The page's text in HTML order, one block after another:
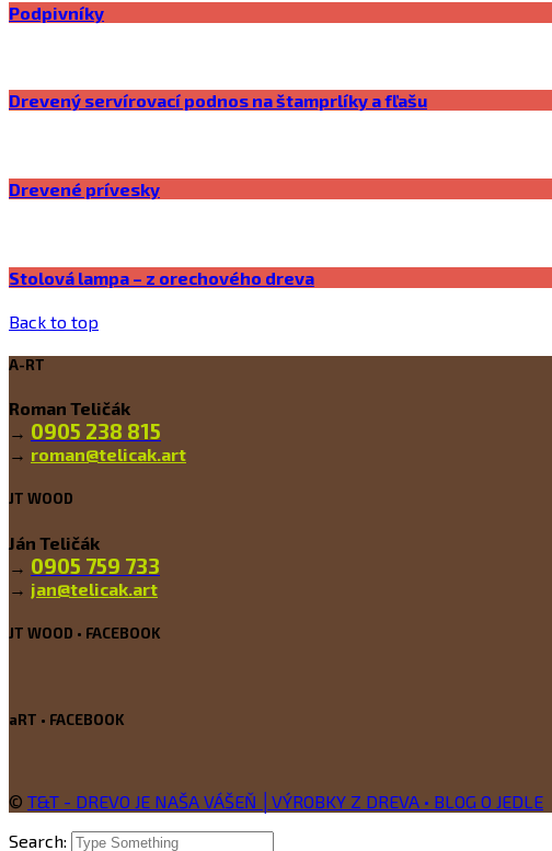
Podpivníky
Drevený servírovací podnos na štamprlíky a fľašu
Drevené prívesky
Stolová lampa – z orechového dreva
Back to top
A-RT
Roman Teličák
→ 0905 238 815
→ roman@telicak.art
JT WOOD
Ján Teličák
→ 0905 759 733
→ jan@telicak.art
JT WOOD • FACEBOOK
aRT • FACEBOOK
© T&T - DREVO JE NAŠA VÁŠEŇ │VÝROBKY Z DREVA • BLOG O JEDLE
Search: